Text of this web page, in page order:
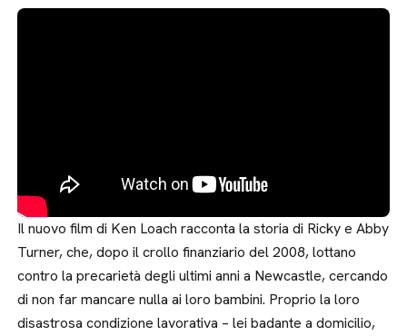
Il nuovo film di Ken Loach racconta la storia di Ricky e Abby
Turner, che, dopo il crollo finanziario del 2008, lottano
contro la precarietà degli ultimi anni a Newcastle, cercando
di non far mancare nulla ai loro bambini. Proprio la loro
disastrosa condizione lavorativa – lei badante a domicilio,